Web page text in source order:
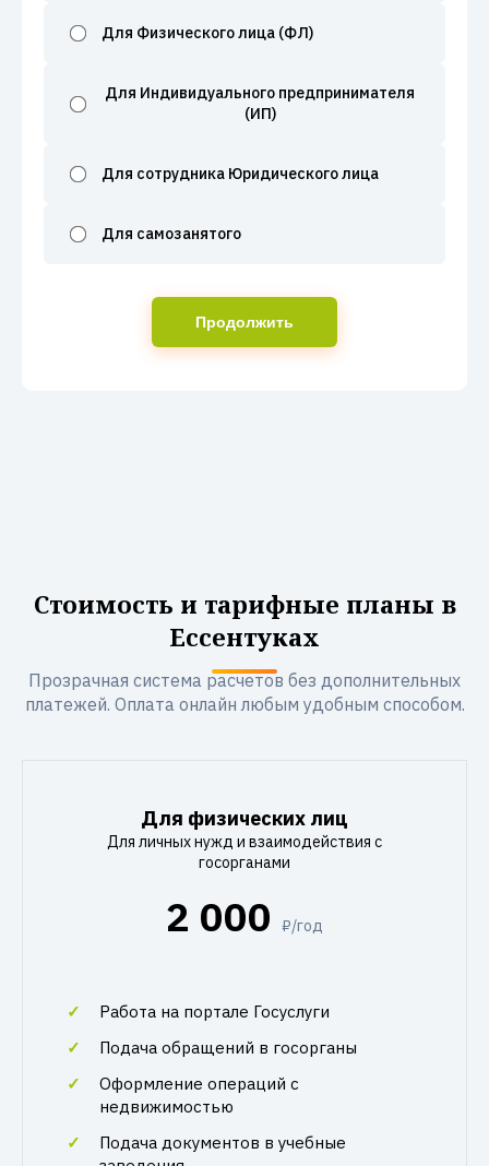
Для Физического лица (ФЛ)
Для Индивидуального предпринимателя
(ИП)
Для сотрудника Юридического лица
Для самозанятого
Продолжить
Стоимость и тарифные планы в
Ессентуках
Прозрачная система расчетов без дополнительных
платежей. Оплата онлайн любым удобным способом.
Для физических лиц
Для личных нужд и взаимодействия с
госорганами
2 000 ₽/год
Работа на портале Госуслуги
Подача обращений в госорганы
Оформление операций с
недвижимостью
Подача документов в учебные